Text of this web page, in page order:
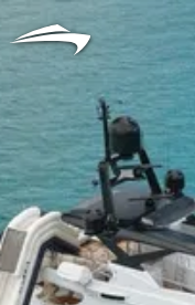
语言
货币